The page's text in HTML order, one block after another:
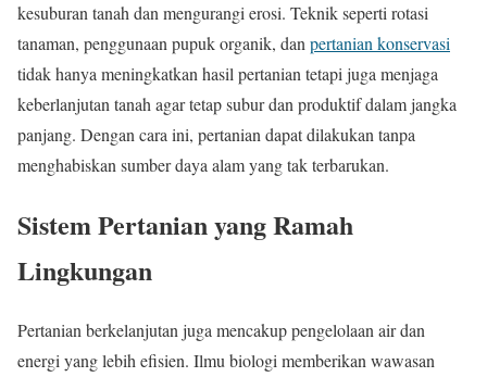
kesuburan tanah dan mengurangi erosi. Teknik seperti rotasi
tanaman, penggunaan pupuk organik, danpertanian konservasi
tidak hanya meningkatkan hasil pertanian tetapi juga menjaga
keberlanjutan tanah agar tetap subur dan produktif dalam jangka
panjang. Dengan cara ini, pertanian dapat dilakukan tanpa
menghabiskan sumber daya alam yang tak terbarukan.
Sistem Pertanian yang Ramah
Lingkungan
Pertanian berkelanjutan juga mencakup pengelolaan air dan
energi yang lebih efisien. Ilmu biologi memberikan wawasan